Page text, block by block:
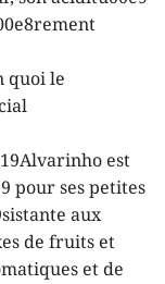
quoi le
est
pour ses petites
aux
de fruits et
et de